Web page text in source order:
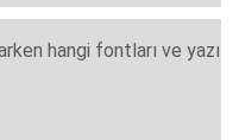
hangi fontları ve yazı